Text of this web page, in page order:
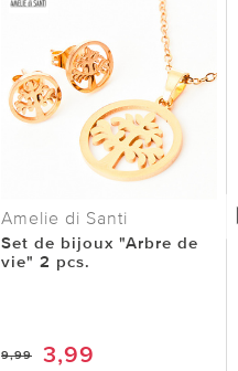
Amelie di Santi
Set de bijoux "Arbre de
vie" 2 pcs.
9,99 3,99